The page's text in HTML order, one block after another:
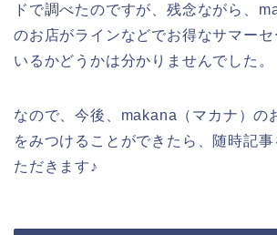
ドで調べたのですが、残念ながら、
のお店がラインなどでお得なサマーセ
いるかどうかは分かりませんでした。
なので、今後、makana（マカナ）の
をみつけることができたら、随時記
ただきます♪